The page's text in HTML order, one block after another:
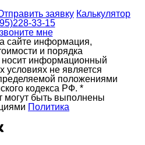
заявку Калькулятор
33-15
мне
сайте информация,
и порядка
носит информационный
условиях не является
положениями
кодекса РФ. *
могут быть выполнены
Политика